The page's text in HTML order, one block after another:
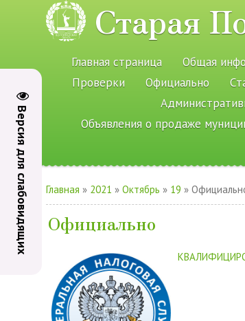
Версия для слабовидящих
Старая
Главная страница Общая
Проверки
Официально
Объявления о продаже
Главная » 2021 » Октябрь » 19 »
Официально